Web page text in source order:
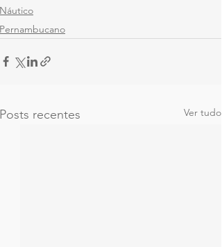
Náutico
Pernambucano
Posts recentes Ver tudo